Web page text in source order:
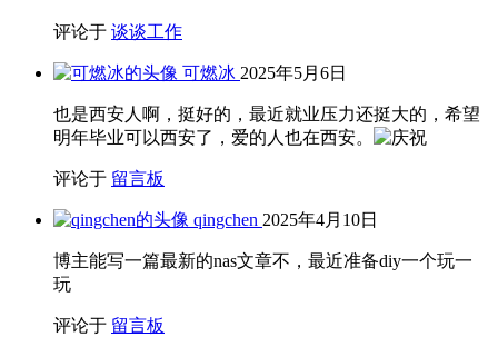
评论于 谈谈工作
可燃冰 2025年5月6日
也是西安人啊，挺好的，最近就业压力还挺大的，希望
明年毕业可以西安了，爱的人也在西安。
评论于 留言板
qingchen 2025年4月10日
博主能写一篇最新的nas文章不，最近准备diy一个玩一
玩
评论于 留言板